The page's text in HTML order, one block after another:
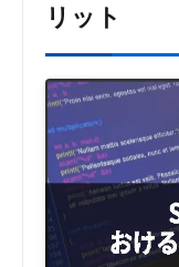
リット